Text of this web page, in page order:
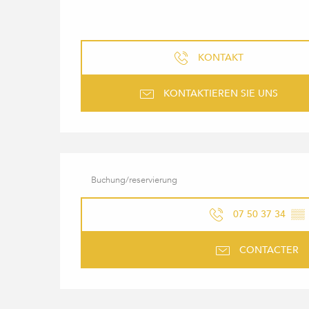
KONTAKT
KONTAKTIEREN SIE UNS
Buchung/reservierung
07 50 37 34 ▒▒
CONTACTER